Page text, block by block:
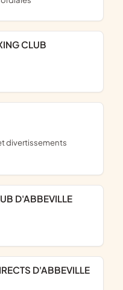
CLUB
D'ABBEVILLE
D'ABBEVILLE